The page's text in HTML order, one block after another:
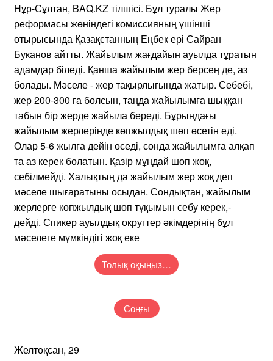
Нұр-Сұлтан, BAQ.KZ тілшісі. Бұл туралы Жер
реформасы жөніндегі комиссияның үшінші
отырысында Қазақстанның Еңбек ері Сайран
Буканов айтты. Жайылым жағдайын ауылда тұратын
адамдар біледі. Қанша жайылым жер берсең де, аз
болады. Мәселе - жер тақырлығында жатыр. Себебі,
жер 200-300 га болсын, таңда жайылымға шыққан
табын бір жерде жайыла береді. Бұрындағы
жайылым жерлерінде көпжылдық шөп өсетін еді.
Олар 5-6 жылға дейін өседі, сонда жайылымға алқап
та аз керек болатын. Қазір мұндай шөп жоқ,
себілмейді. Халықтың да жайылым жер жоқ деп
мәселе шығаратыны осыдан. Сондықтан, жайылым
жерлерге көпжылдық шөп тұқымын себу керек,-
дейді. Спикер ауылдық округтер әкімдерінің бұл
мәселеге мүмкіндігі жоқ еке
Толық оқыңыз…
Соңғы
Желтоқсан, 29